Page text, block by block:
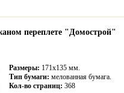
переплете "Домострой"
Размеры: 171х135 мм.
Тип бумаги: мелованная бумага.
Кол-во страниц: 368